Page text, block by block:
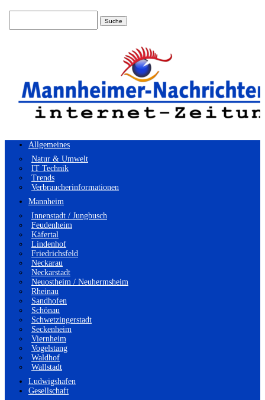
Allgemeines
Natur & Umwelt
IT Technik
Trends
Verbraucherinformationen
Mannheim
Innenstadt / Jungbusch
Feudenheim
Käfertal
Lindenhof
Friedrichsfeld
Neckarau
Neckarstadt
Neuostheim / Neuhermsheim
Rheinau
Sandhofen
Schönau
Schwetzingerstadt
Seckenheim
Viernheim
Vogelstang
Waldhof
Wallstadt
Ludwigshafen
Gesellschaft